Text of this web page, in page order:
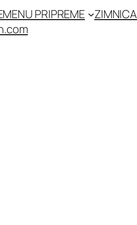
PRIPREME ZIMNICA